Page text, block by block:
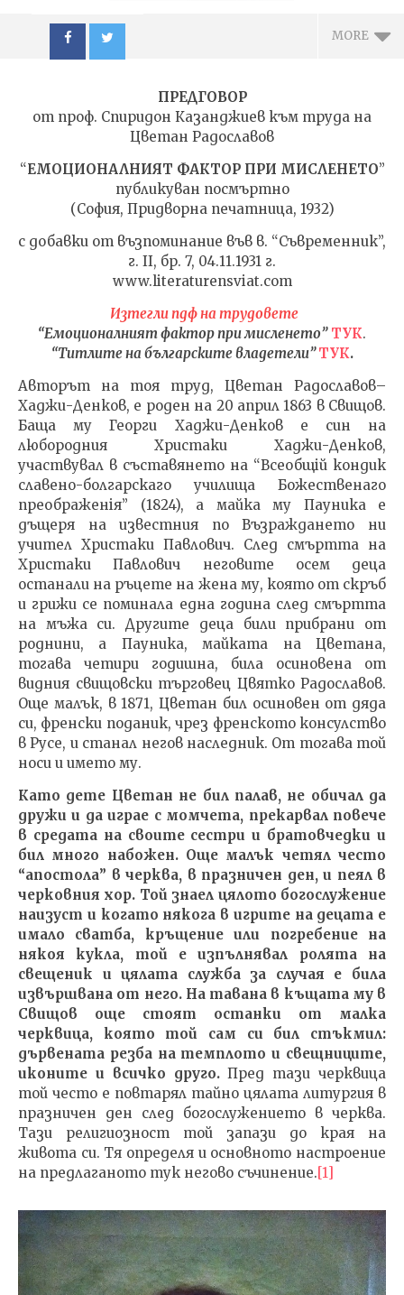
MORE
NOW VIEWING
“Емоционалният
фактор при мисленето”
/ “Титлите на
владетели”
26.08.2020
admin
ПРЕДГОВОР
от проф. Спиридон Казанджиев към труда на
Цветан Радославов
“ЕМОЦИОНАЛНИЯТ ФАКТОР ПРИ МИСЛЕНЕТО”
публикуван посмъртно
(София, Придворна печатница, 1932)
с добавки от възпоминание във в. “Съвременник”,
г. II, бр. 7, 04.11.1931 г.
www.literaturensviat.com
Изтегли пдф на трудовете
“Емоционалният фактор при мисленето” ТУК.
“Титлите на българските владетели”ТУК.
Авторът на тоя труд, Цветан Радославов–
Хаджи-Денков, е роден на 20 април 1863 в Свищов.
Баща му Георги Хаджи-Денков е син на
любородния Христаки Хаджи-Денков,
участвувал в съставянето на “Всеобщiй кондик
славено-болгарскаго училища Божественаго
преображенiя” (1824), а майка му Пауника е
дъщеря на известния по Възраждането ни
учител Христаки Павлович. След смъртта на
Христаки Павлович неговите осем деца
останали на ръцете на жена му, която от скръб
и грижи се поминала една година след смъртта
на мъжа си. Другите деца били прибрани от
роднини, а Пауника, майката на Цветана,
тогава четири годишна, била осиновена от
видния свищовски търговец Цвятко Радославов.
Още малък, в 1871, Цветан бил осиновен от дяда
си, френски поданик, чрез френското консулство
в Русе, и станал негов наследник. От тогава той
носи и името му.
Като дете Цветан не бил палав, не обичал да
дружи и да играе с момчета, прекарвал повече
в средата на своите сестри и братовчедки и
бил много набожен. Още малък четял често
“апостола” в черква, в празничен ден, и пеял в
черковния хор. Той знаел цялото богослужение
наизуст и когато някога в игрите на децата е
имало сватба, кръщение или погребение на
някоя кукла, той е изпълнявал ролята на
свещеник и цялата служба за случая е била
извършвана от него. На тавана в къщата му в
Свищов още стоят останки от малка
черквица, която той сам си бил стъкмил:
дървената резба на темплото и свещниците,
иконите и всичко друго.Пред тази черквица
той често е повтарял тайно цялата литургия в
празничен ден след богослужението в черква.
Тази религиозност той запази до края на
живота си. Тя определя и основното настроение
на предлаганото тук негово съчинение.[1]